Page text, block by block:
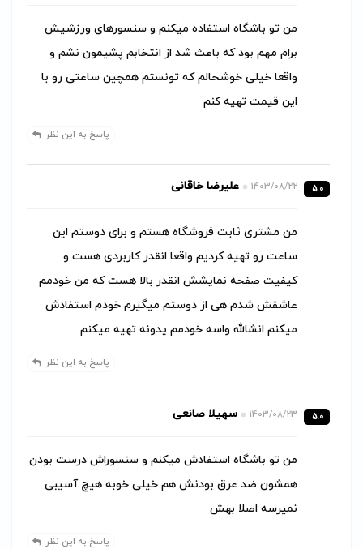
من تو باشگاه استفاده میکنم و سنسورهای ورزشیش
برام مهم بود که باعث شد از انتخابم پشیمون نشم و
واقعا خیلی خوشحالم که تونستم همچین ساعتی رو با
این قیمت تهیه کنم
پاسخ به این نظر
5.0
1403/08/22 علیرضا خاقانی
من مشتری ثابت فروشگاه هستم و برای دوستم این
ساعت رو تهیه کردیم واقعا انقدر کاربردی هست و
کیفیت صفحه نمایشش انقدر بالا هست که من خودمم
عاشقش شدم هی از دوستم میگیرم خودم استفادش
میکنم انشالله واسه خودمم یدونه تهیه میکنم
پاسخ به این نظر
5.0
1403/08/23 سهیلا صانعی
من تو باشگاه استفادش میکنم و سنسوراش درست بودن
همشون ضد عرق بودنش هم خیلی خوبه هیچ آسیبی
نمیرسه اصلا بهش
پاسخ به این نظر